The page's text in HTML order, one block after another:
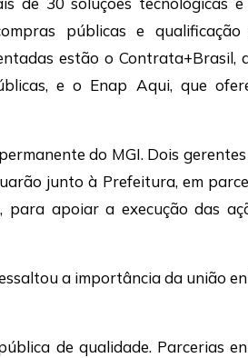
públicas e qualificação
estão o Contrata+Brasil,
e o Enap Aqui, que
do MGI. Dois
junto à Prefeitura, em
para apoiar a execução das
a importância da união
de qualidade. Parcerias